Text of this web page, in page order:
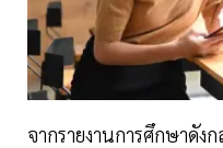
จากรายงานการศึกษาดัง